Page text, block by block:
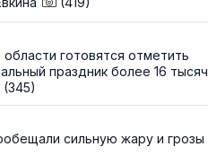
области готовятся отметить
праздник более 16 тысяч
(345)
сильную жару и грозы